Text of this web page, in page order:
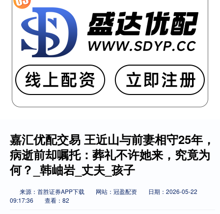
嘉汇优配交易 王近山与前妻相守25年，
病逝前却嘱托：葬礼不许她来，究竟为
何？_韩岫岩_丈夫_孩子
来源：首胜证券APP下载 网站：冠盈配资
日期：2026-05-22
09:17:36
查看：82